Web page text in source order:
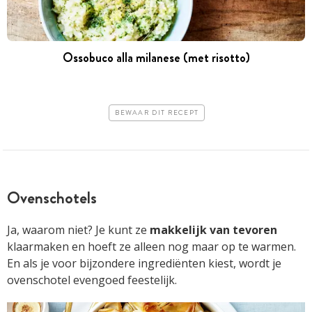
Ossobuco alla milanese (met risotto)
BEWAAR DIT RECEPT
Ovenschotels
Ja, waarom niet? Je kunt ze makkelijk van tevoren
klaarmaken en hoeft ze alleen nog maar op te warmen.
En als je voor bijzondere ingrediënten kiest, wordt je
ovenschotel evengoed feestelijk.